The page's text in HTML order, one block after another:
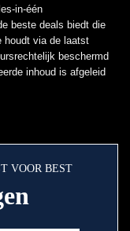
in-één
beste deals biedt die
houdt via de laatst
beschermd
inhoud is afgeleid
VOOR BEST